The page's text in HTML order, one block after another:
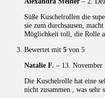
Süße Kuschelrollen die
sie zum durchsausen,
Möglichkeit toll, die Rolle
Bewertet mit 5 von 5
Natalie F. – 13. November
Die Kuschelrolle hat eine
nicht zusammen , was sehr